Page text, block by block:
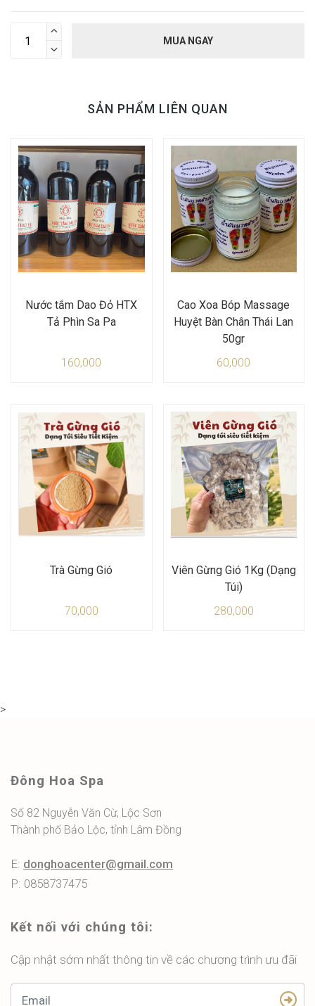


MUA NGAY
SẢN PHẨM LIÊN QUAN
Nước tắm Dao Đỏ HTX
Tả Phìn Sa Pa
160,000
Cao Xoa Bóp Massage
Huyệt Bàn Chân Thái Lan
50gr
60,000
Trà Gừng Gió
70,000
Viên Gừng Gió 1Kg (Dạng
Túi)
280,000
>
Đông Hoa Spa
Số 82 Nguyễn Văn Cừ, Lộc Sơn
Thành phố Bảo Lộc, tỉnh Lâm Đồng
E: donghoacenter@gmail.com
P: 0858737475
Kết nối với chúng tôi:
Cập nhật sớm nhất thông tin về các chương trình ưu đãi